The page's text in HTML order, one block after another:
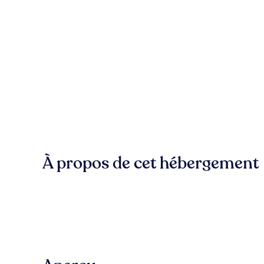
À propos de cet hébergement